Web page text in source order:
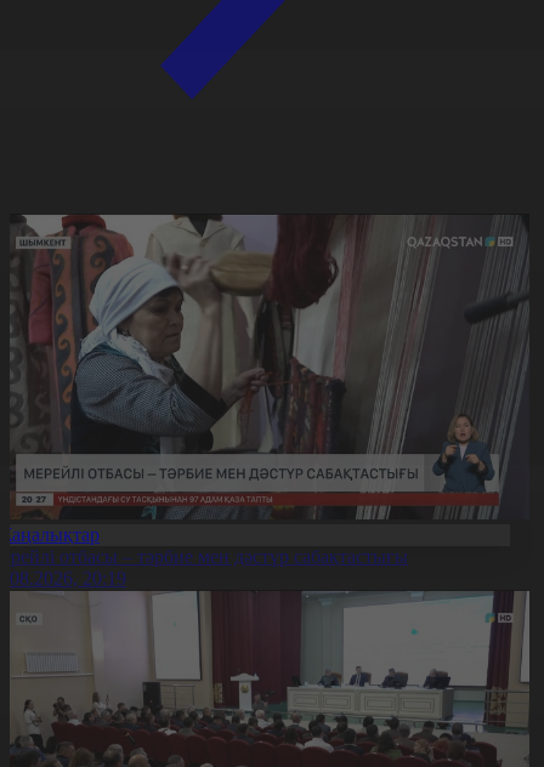
отбасы – тәрбие мен дәстүр сабақтастығы
20:19